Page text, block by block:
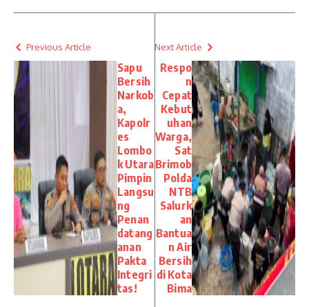
Previous Article
Sapu
Bersih
Narkob
a,
Kapolr
es
Lombo
k Utara
Pimpin
Langsu
ng
Penan
datang
anan
Pakta
Integri
tas!
Next Article
Respo
n
Cepat
Kebut
uhan
Warga,
Sat
Brimob
Polda
NTB
Salurk
an
Bantua
n Air
Bersih
di Kota
Bima